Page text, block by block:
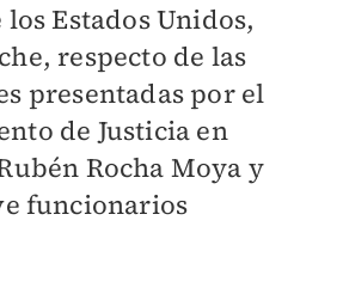
Estados Unidos,
respecto de las
presentadas por el
de Justicia en
Rocha Moya y
funcionarios